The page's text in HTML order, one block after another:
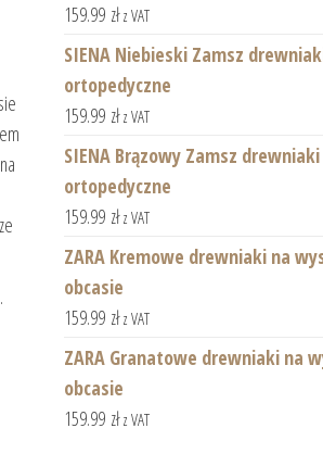
159.99 zł z VAT
SIENA Niebieski Zamsz
ortopedyczne
159.99 zł z VAT
SIENA Brązowy Zamsz drewniaki
ortopedyczne
159.99 zł z VAT
ZARA Kremowe drewniaki na
obcasie
159.99 zł z VAT
ZARA Granatowe drewniaki na
obcasie
159.99 zł z VAT